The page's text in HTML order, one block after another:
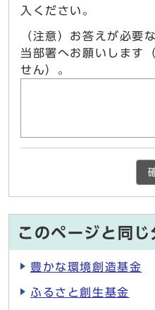
入ください。
（注意）お答えが必要
当部署へお願いします
せん）。
このページと同
豊かな環境創造基金
ふるさと創生基金